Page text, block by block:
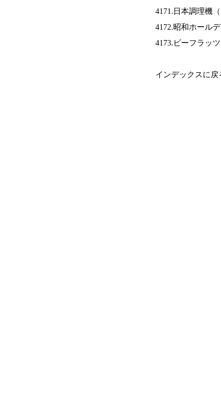
4171.日本調理機（
4172.昭和ホール
4173.ビーフラッ
インデックスに戻